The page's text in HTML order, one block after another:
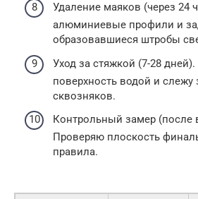
Удаление маяков (через 24
алюминиевые профили и
образовавшиеся штробы
Уход за стяжкой (7-28
поверхность водой и слежу
сквозняков.
Контрольный замер (после
Проверяю плоскость
правила.